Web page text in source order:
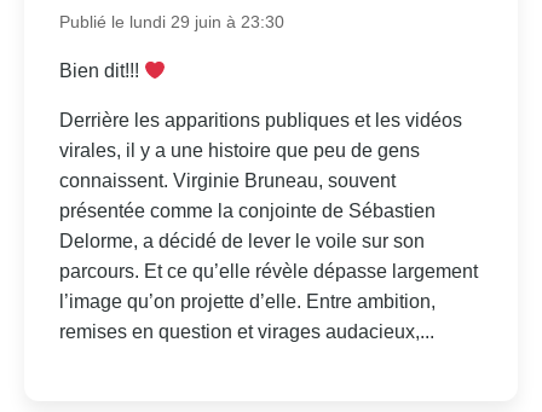
Publié le lundi 29 juin à 23:30
Bien dit!!!
Derrière les apparitions publiques et les vidéos
virales, il y a une histoire que peu de gens
connaissent. Virginie Bruneau, souvent
présentée comme la conjointe de Sébastien
Delorme, a décidé de lever le voile sur son
parcours. Et ce qu’elle révèle dépasse largement
l’image qu’on projette d’elle. Entre ambition,
remises en question et virages audacieux,...